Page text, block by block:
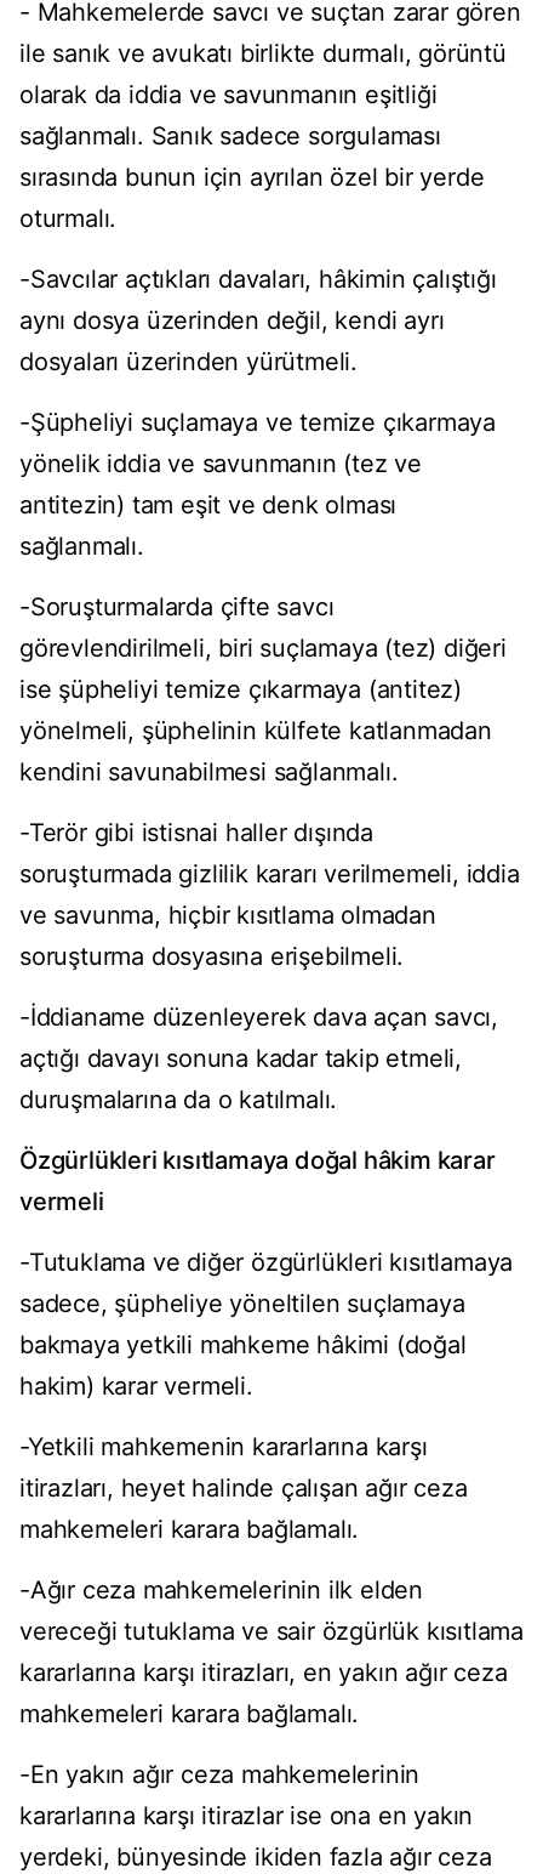
- Mahkemelerde savcı ve suçtan zarar gören
ile sanık ve avukatı birlikte durmalı, görüntü
olarak da iddia ve savunmanın eşitliği
sağlanmalı. Sanık sadece sorgulaması
sırasında bunun için ayrılan özel bir yerde
oturmalı.
-Savcılar açtıkları davaları, hâkimin çalıştığı
aynı dosya üzerinden değil, kendi ayrı
dosyaları üzerinden yürütmeli.
-Şüpheliyi suçlamaya ve temize çıkarmaya
yönelik iddia ve savunmanın (tez ve
antitezin) tam eşit ve denk olması
sağlanmalı.
-Soruşturmalarda çifte savcı
görevlendirilmeli, biri suçlamaya (tez) diğeri
ise şüpheliyi temize çıkarmaya (antitez)
yönelmeli, şüphelinin külfete katlanmadan
kendini savunabilmesi sağlanmalı.
-Terör gibi istisnai haller dışında
soruşturmada gizlilik kararı verilmemeli, iddia
ve savunma, hiçbir kısıtlama olmadan
soruşturma dosyasına erişebilmeli.
-İddianame düzenleyerek dava açan savcı,
açtığı davayı sonuna kadar takip etmeli,
duruşmalarına da o katılmalı.
Özgürlükleri kısıtlamaya doğal hâkim karar
vermeli
-Tutuklama ve diğer özgürlükleri kısıtlamaya
sadece, şüpheliye yöneltilen suçlamaya
bakmaya yetkili mahkeme hâkimi (doğal
hakim) karar vermeli.
-Yetkili mahkemenin kararlarına karşı
itirazları, heyet halinde çalışan ağır ceza
mahkemeleri karara bağlamalı.
-Ağır ceza mahkemelerinin ilk elden
vereceği tutuklama ve sair özgürlük kısıtlama
kararlarına karşı itirazları, en yakın ağır ceza
mahkemeleri karara bağlamalı.
-En yakın ağır ceza mahkemelerinin
kararlarına karşı itirazlar ise ona en yakın
yerdeki, bünyesinde ikiden fazla ağır ceza